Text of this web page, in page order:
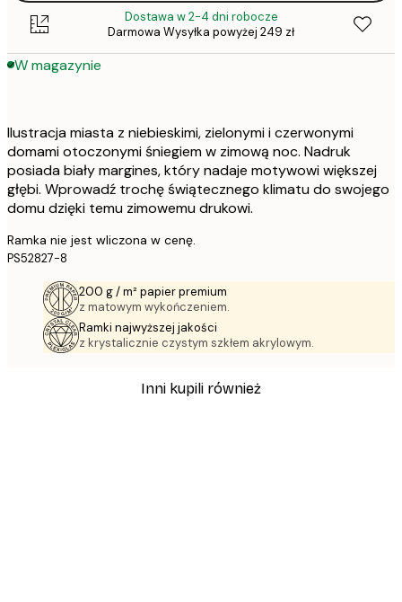
Dostawa w 2-4 dni robocze
Darmowa Wysyłka powyżej 249 zł
W magazynie
Ilustracja miasta z niebieskimi, zielonymi i czerwonymi
domami otoczonymi śniegiem w zimową noc. Nadruk
posiada biały margines, który nadaje motywowi większej
głębi. Wprowadź trochę świątecznego klimatu do swojego
domu dzięki temu zimowemu drukowi.
Ramka nie jest wliczona w cenę.
PS52827-8
200 g / m² papier premium
z matowym wykończeniem.
Ramki najwyższej jakości
z krystalicznie czystym szkłem akrylowym.
Inni kupili również